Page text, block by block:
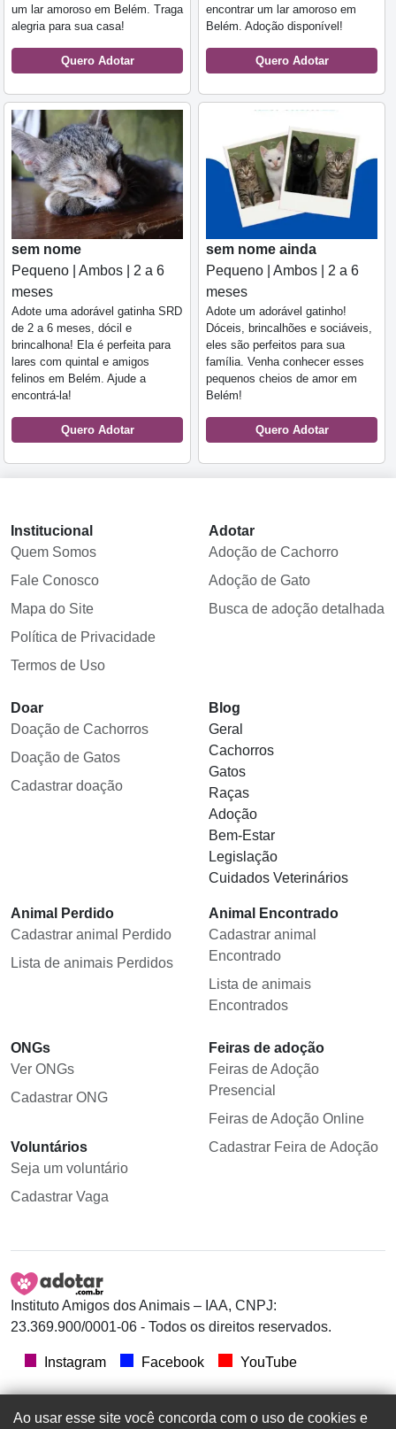
um lar amoroso em Belém. Traga
alegria para sua casa!
Quero Adotar
encontrar um lar amoroso em
Belém. Adoção disponível!
Quero Adotar
sem nome
Pequeno | Ambos | 2 a 6
meses
Adote uma adorável gatinha SRD
de 2 a 6 meses, dócil e
brincalhona! Ela é perfeita para
lares com quintal e amigos
felinos em Belém. Ajude a
encontrá-la!
Quero Adotar
sem nome ainda
Pequeno | Ambos | 2 a 6
meses
Adote um adorável gatinho!
Dóceis, brincalhões e sociáveis,
eles são perfeitos para sua
família. Venha conhecer esses
pequenos cheios de amor em
Belém!
Quero Adotar
Institucional
Quem Somos
Fale Conosco
Mapa do Site
Política de Privacidade
Termos de Uso
Adotar
Adoção de Cachorro
Adoção de Gato
Busca de adoção detalhada
Doar
Doação de Cachorros
Doação de Gatos
Cadastrar doação
Blog
Geral
Cachorros
Gatos
Raças
Adoção
Bem-Estar
Legislação
Cuidados Veterinários
Animal Perdido
Cadastrar animal Perdido
Lista de animais Perdidos
Animal Encontrado
Cadastrar animal
Encontrado
Lista de animais
Encontrados
ONGs
Ver ONGs
Cadastrar ONG
Voluntários
Seja um voluntário
Cadastrar Vaga
Feiras de adoção
Feiras de Adoção
Presencial
Feiras de Adoção Online
Cadastrar Feira de Adoção
Instituto Amigos dos Animais – IAA, CNPJ:
23.369.900/0001-06 - Todos os direitos reservados.
Instagram Facebook YouTube
Ao usar esse site você concorda com o uso de cookies e